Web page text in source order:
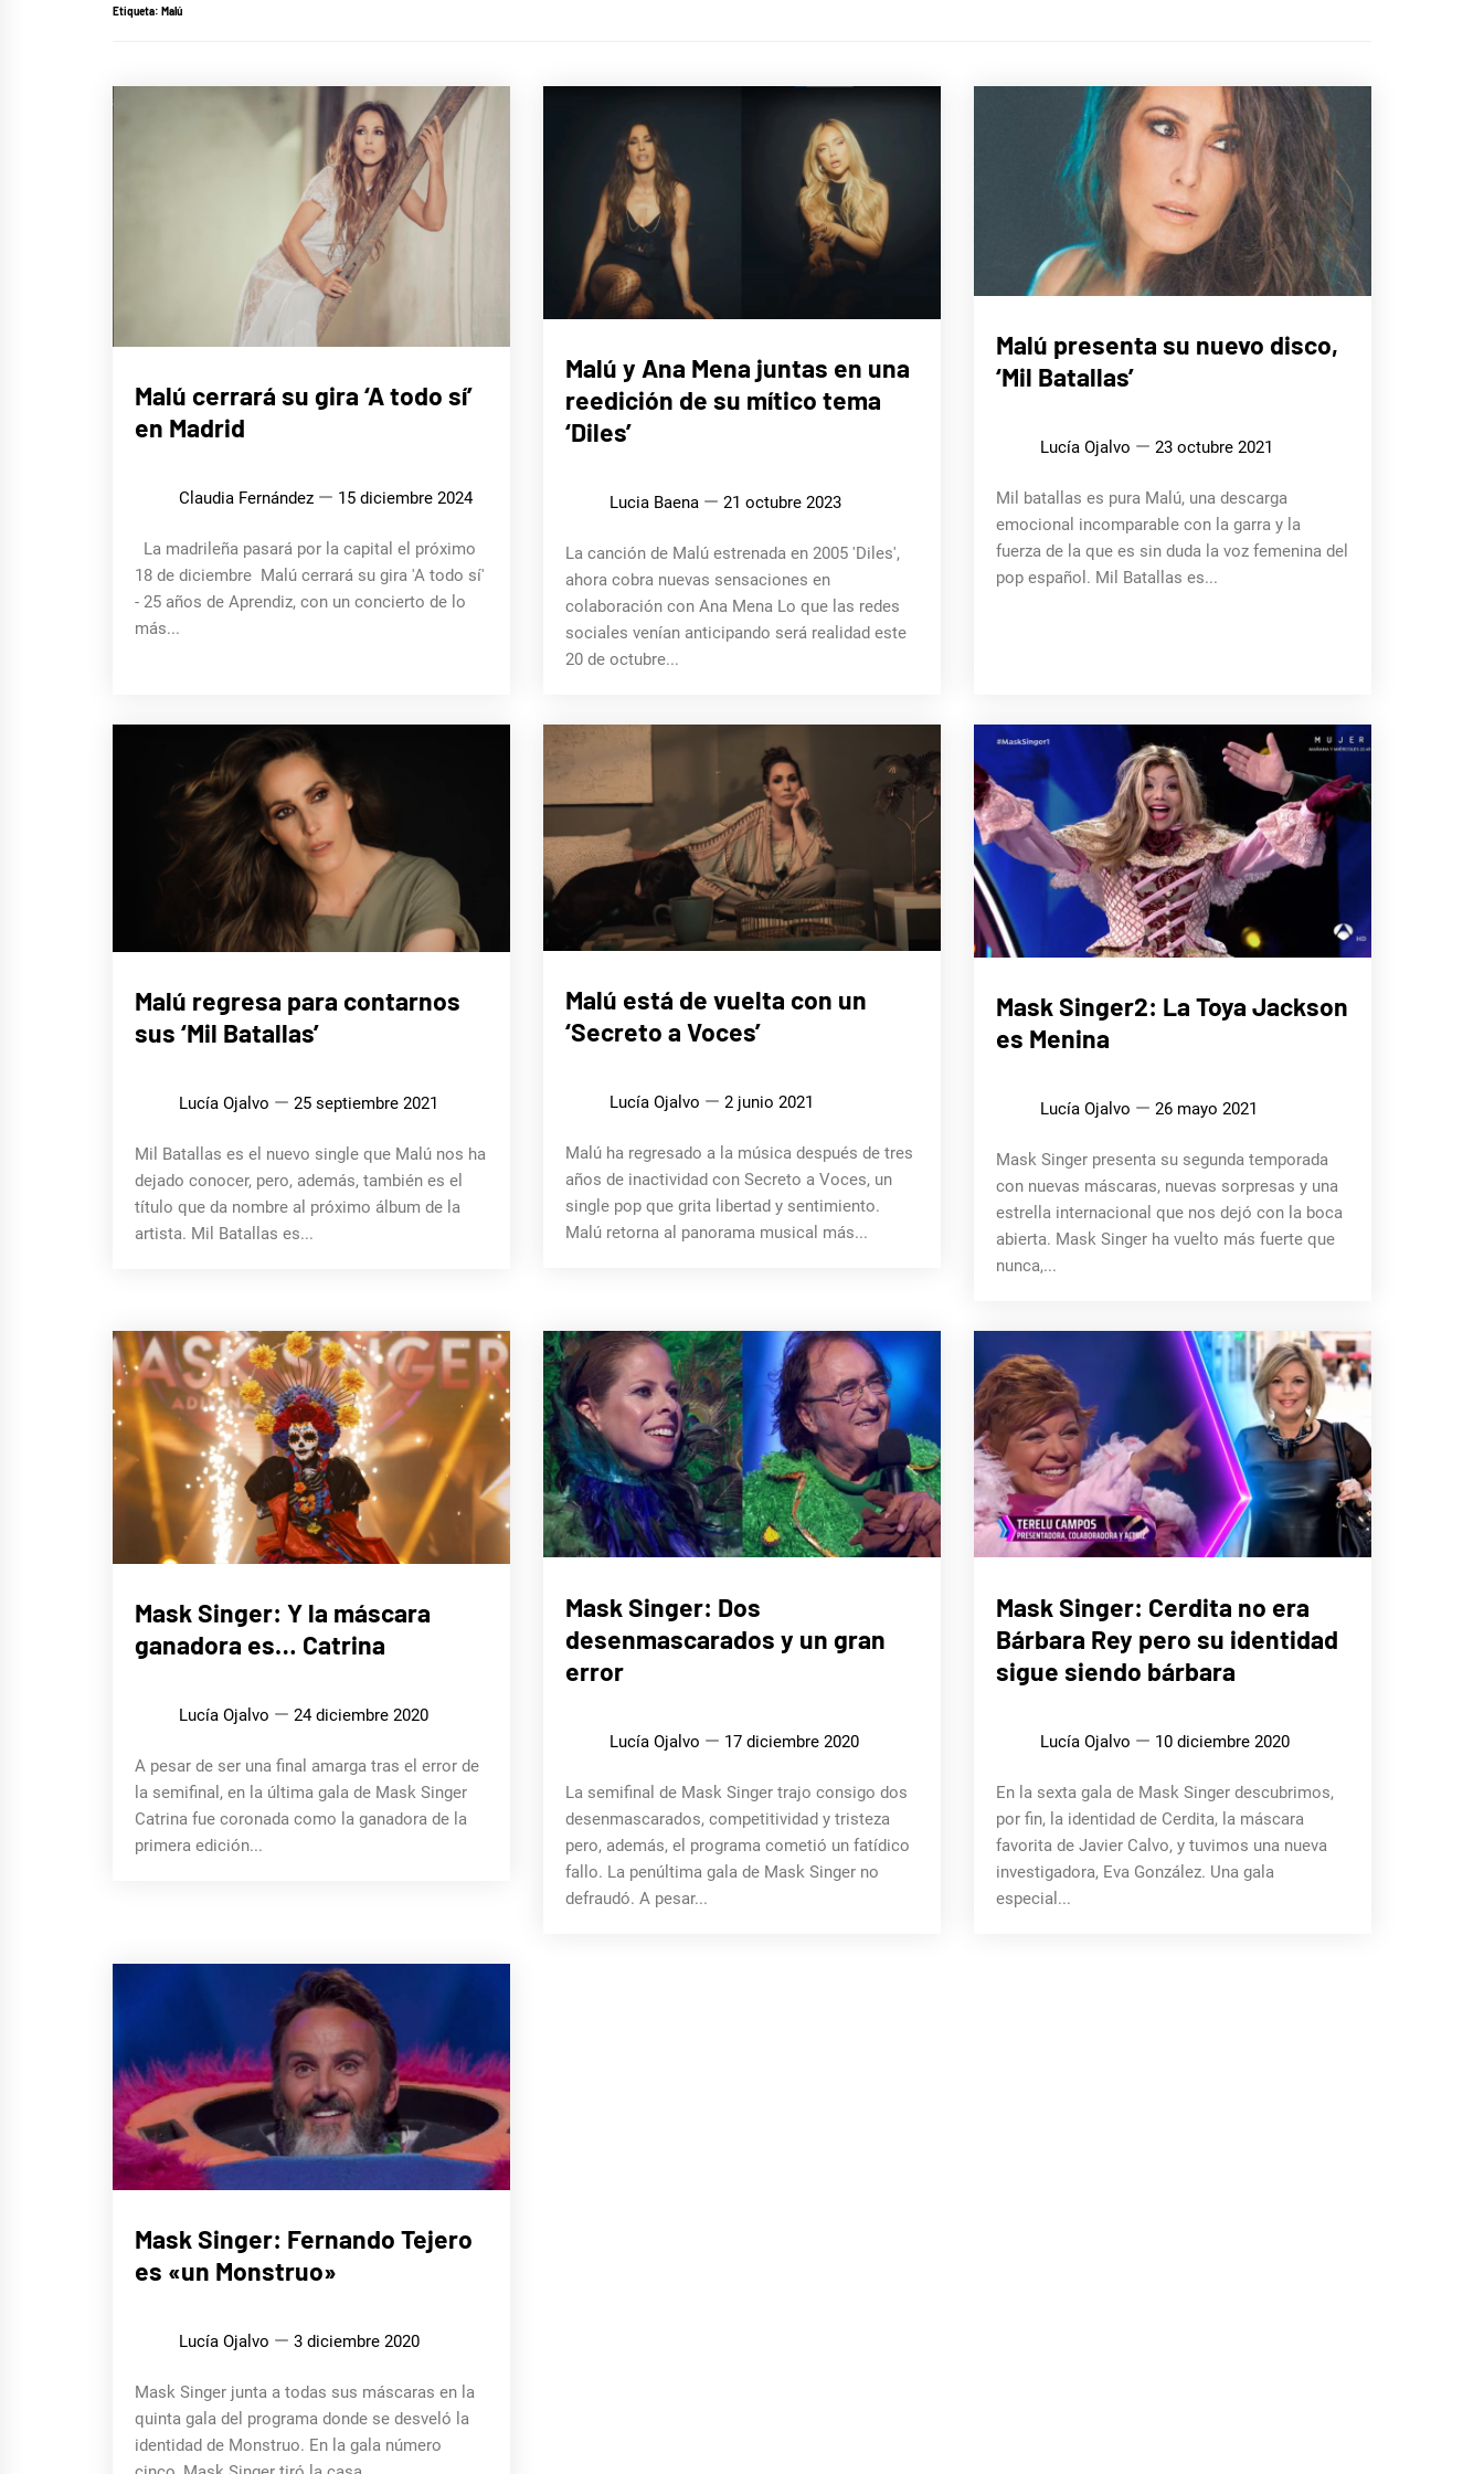
Etiqueta: Malú
Malú cerrará su gira ‘A todo sí’
en Madrid
Claudia Fernández 15 diciembre 2024
La madrileña pasará por la capital el próximo
18 de diciembre Malú cerrará su gira 'A todo sí'
- 25 años de Aprendiz, con un concierto de lo
más...
Malú y Ana Mena juntas en una
reedición de su mítico tema
‘Diles’
Lucia Baena 21 octubre 2023
La canción de Malú estrenada en 2005 'Diles',
ahora cobra nuevas sensaciones en
colaboración con Ana Mena Lo que las redes
sociales venían anticipando será realidad este
20 de octubre...
Malú presenta su nuevo disco,
‘Mil Batallas’
Lucía Ojalvo 23 octubre 2021
Mil batallas es pura Malú, una descarga
emocional incomparable con la garra y la
fuerza de la que es sin duda la voz femenina del
pop español. Mil Batallas es...
Malú regresa para contarnos
sus ‘Mil Batallas’
Lucía Ojalvo 25 septiembre 2021
Mil Batallas es el nuevo single que Malú nos ha
dejado conocer, pero, además, también es el
título que da nombre al próximo álbum de la
artista. Mil Batallas es...
Malú está de vuelta con un
‘Secreto a Voces’
Lucía Ojalvo 2 junio 2021
Malú ha regresado a la música después de tres
años de inactividad con Secreto a Voces, un
single pop que grita libertad y sentimiento.
Malú retorna al panorama musical más...
SERIES
Y TV
Mask Singer2: La Toya Jackson
es Menina
Lucía Ojalvo 26 mayo 2021
Mask Singer presenta su segunda temporada
con nuevas máscaras, nuevas sorpresas y una
estrella internacional que nos dejó con la boca
abierta. Mask Singer ha vuelto más fuerte que
nunca,...
SERIES
Y TV
Mask Singer: Y la máscara
ganadora es… Catrina
Lucía Ojalvo 24 diciembre 2020
A pesar de ser una final amarga tras el error de
la semifinal, en la última gala de Mask Singer
Catrina fue coronada como la ganadora de la
primera edición...
SERIES
Y TV
Mask Singer: Dos
desenmascarados y un gran
error
Lucía Ojalvo 17 diciembre 2020
La semifinal de Mask Singer trajo consigo dos
desenmascarados, competitividad y tristeza
pero, además, el programa cometió un fatídico
fallo. La penúltima gala de Mask Singer no
defraudó. A pesar...
SERIES
Y TV
Mask Singer: Cerdita no era
Bárbara Rey pero su identidad
sigue siendo bárbara
Lucía Ojalvo 10 diciembre 2020
En la sexta gala de Mask Singer descubrimos,
por fin, la identidad de Cerdita, la máscara
favorita de Javier Calvo, y tuvimos una nueva
investigadora, Eva González. Una gala
especial...
SERIES
Y TV
Mask Singer: Fernando Tejero
es «un Monstruo»
Lucía Ojalvo 3 diciembre 2020
Mask Singer junta a todas sus máscaras en la
quinta gala del programa donde se desveló la
identidad de Monstruo. En la gala número